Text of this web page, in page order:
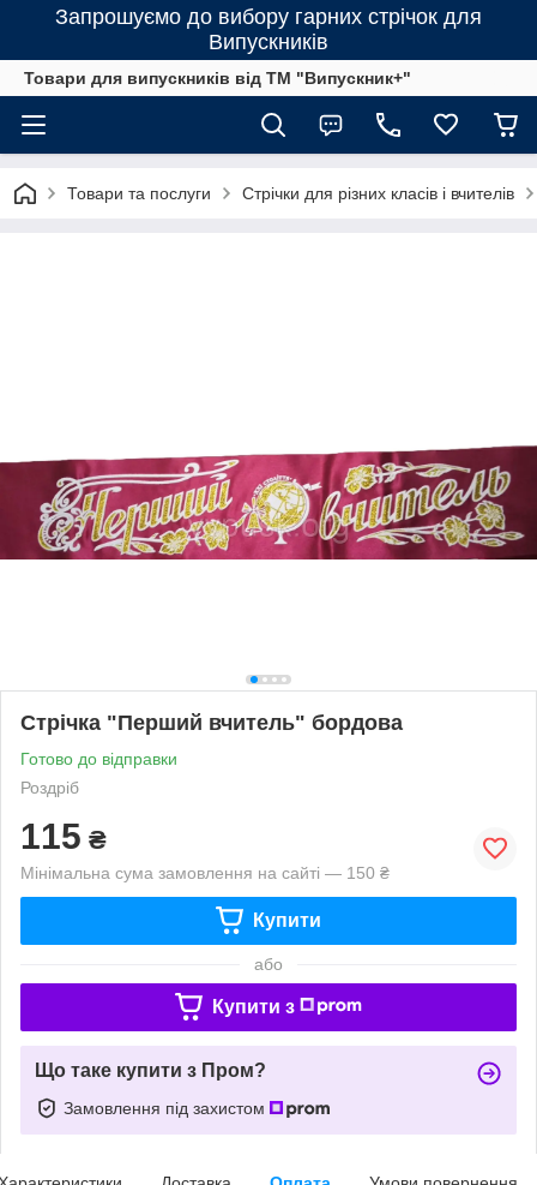
Запрошуємо до вибору гарних стрічок для
Випускників
Товари для випускників від ТМ "Випускник+"
Товари та послуги Стрічки для різних класів і вчителів
Стрічка "Перший вчитель" бордова
Готово до відправки
Роздріб
115 ₴
Мінімальна сума замовлення на сайті — 150 ₴
Купити
або
Купити з
Що таке купити з Пром?
Замовлення під захистом